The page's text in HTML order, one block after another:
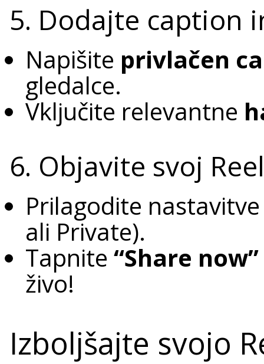
5. Dodajte caption
Napišite privlačen
gledalce.
Vključite relevantne
6. Objavite svoj Reel
Prilagodite
ali Private).
Tapnite “Share now”
živo!
Izboljšajte svojo